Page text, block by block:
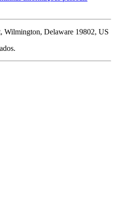
Wilmington, Delaware 19802, US